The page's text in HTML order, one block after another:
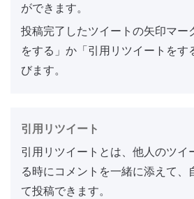
ができます。
投稿完了したツイートの矢印マー
をする」か「引用リツイートをす
びます。
引用リツイート
引用リツイートとは、他人のツイ
る時にコメントを一緒に添えて、
て投稿できます。